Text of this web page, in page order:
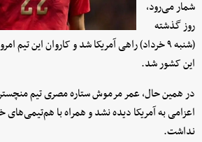
شمار می‌رود،
روز گذشته
(شنبه ۹ خرداد) راهی آمریکا شد و کاروان این
این کشور شد.
در همین حال، عمر مرموش ستاره مصری تیم
اعزامی به آمریکا دیده نشد و همراه با
نداشت.